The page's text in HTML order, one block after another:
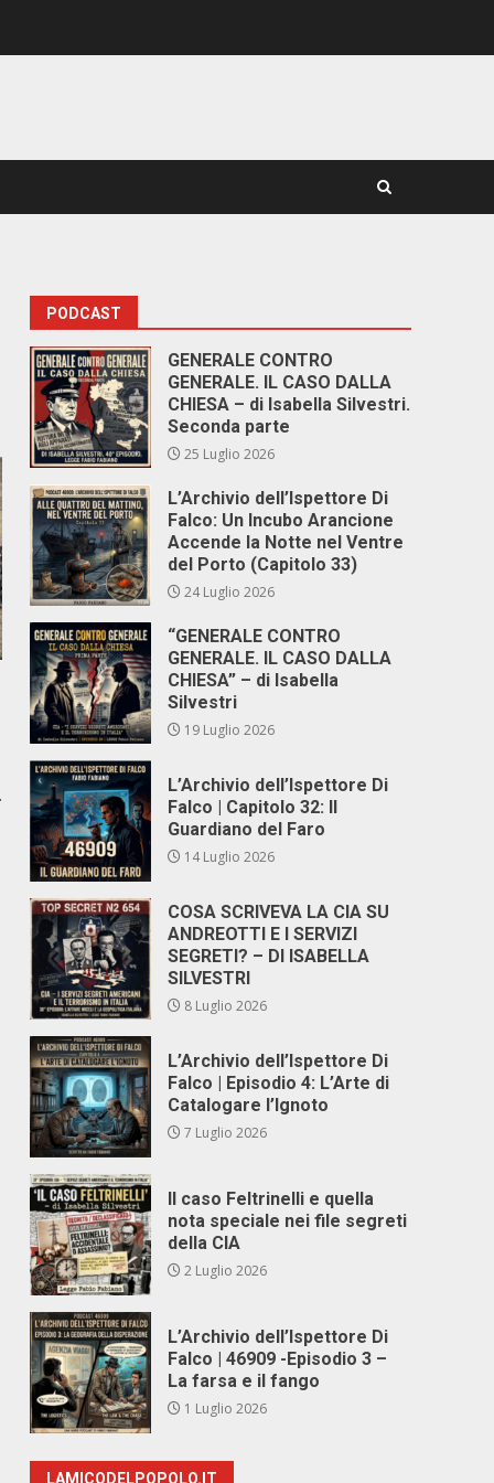
PODCAST
GENERALE CONTRO
GENERALE. IL CASO DALLA
CHIESA – di Isabella Silvestri.
Seconda parte
25 Luglio 2026
L’Archivio dell’Ispettore Di
Falco: Un Incubo Arancione
Accende la Notte nel Ventre
del Porto (Capitolo 33)
24 Luglio 2026
“GENERALE CONTRO
GENERALE. IL CASO DALLA
CHIESA” – di Isabella
Silvestri
19 Luglio 2026
L’Archivio dell’Ispettore Di
Falco | Capitolo 32: Il
Guardiano del Faro
14 Luglio 2026
COSA SCRIVEVA LA CIA SU
ANDREOTTI E I SERVIZI
SEGRETI? – DI ISABELLA
SILVESTRI
8 Luglio 2026
L’Archivio dell’Ispettore Di
Falco | Episodio 4: L’Arte di
Catalogare l’Ignoto
7 Luglio 2026
Il caso Feltrinelli e quella
nota speciale nei file segreti
della CIA
2 Luglio 2026
L’Archivio dell’Ispettore Di
Falco | 46909 -Episodio 3 –
La farsa e il fango
1 Luglio 2026
LAMICODELPOPOLO.IT